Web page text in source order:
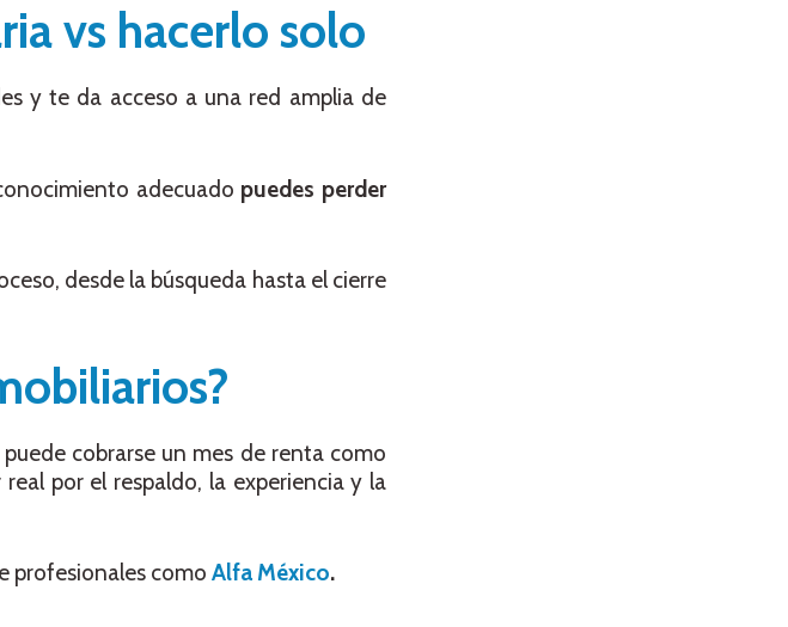
vs hacerlo solo
y te da acceso a una red amplia de
adecuado puedes perder
desde la búsqueda hasta el cierre
cobrarse un mes de renta como
por el respaldo, la experiencia y la
profesionales como Alfa México.